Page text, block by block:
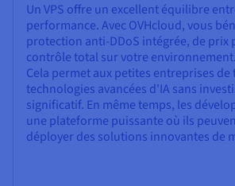
Un VPS offre un excellent équilibre
performance. Avec OVHcloud, vous
protection anti-DDoS intégrée, de prix
contrôle total sur votre environnement.
Cela permet aux petites entreprises
technologies avancées d'IA sans
significatif. En même temps, les
une plateforme puissante où ils
déployer des solutions innovantes de